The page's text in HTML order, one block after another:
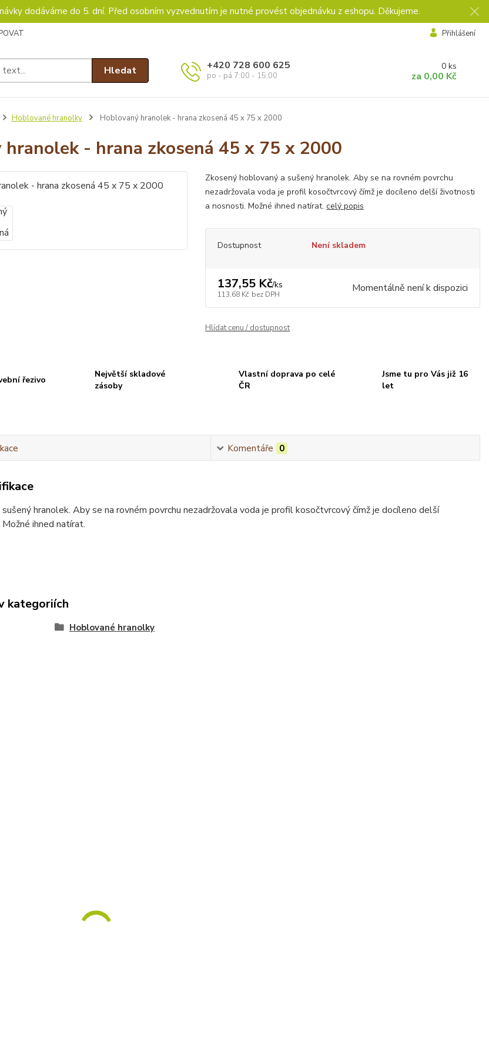
dodáváme do 5. dní. Před osobním vyzvednutím je nutné provést objednávku z eshopu. Děkujeme.
Přihlášení
Hledat +420 728 600 625
po - pá 7:00 - 15:00
0 ks
za 0,00 Kč
Hoblované hranolky Hoblovaný hranolek - hrana zkosená 45 x 75 x 2000
hranolek - hrana zkosená 45 x 75 x 2000
Zkosený hoblovaný a sušený hranolek. Aby se na rovném povrchu
nezadržovala voda je profil kosočtvrcový čímž je docíleno delší životnosti
a nosnosti. Možné ihned natírat.celý popis
Dostupnost Není skladem
137,55 Kč/ks
113,68 Kč bez DPH Momentálně není k dispozici
Hlídat cenu / dostupnost
řezivo
Největší skladové
zásoby
Vlastní doprava po celé
ČR
Jsme tu pro Vás již 16
let
Komentáře 0
hranolek. Aby se na rovném povrchu nezadržovala voda je profil kosočtvrcový čímž je docíleno delší
ihned natírat.
kategoriích
Hoblované hranolky